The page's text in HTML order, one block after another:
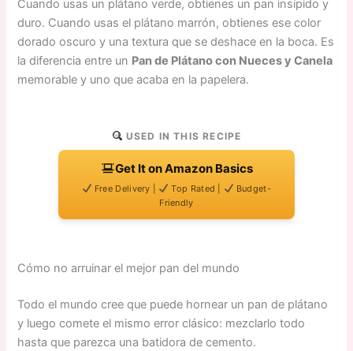
Cuando usas un plátano verde, obtienes un pan insípido y
duro. Cuando usas el plátano marrón, obtienes ese color
dorado oscuro y una textura que se deshace en la boca. Es
la diferencia entre un Pan de Plátano con Nueces y Canela
memorable y uno que acaba en la papelera.
USED IN THIS RECIPE
Get It on Amazon Basics
Free Delivery | Top Rated |
Budget-
Friendly
Cómo no arruinar el mejor pan del mundo
Todo el mundo cree que puede hornear un pan de plátano
y luego comete el mismo error clásico: mezclarlo todo
hasta que parezca una batidora de cemento.